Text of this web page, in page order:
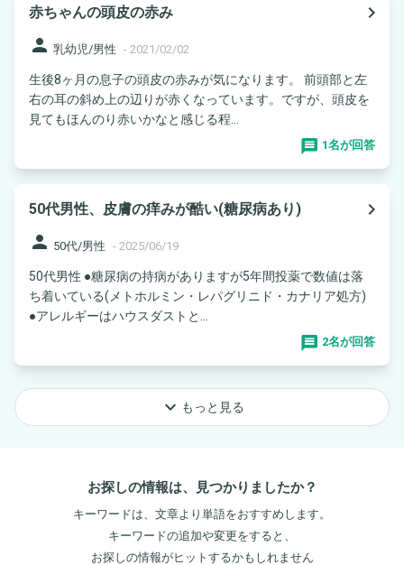
赤ちゃんの頭皮の赤み
navigate_next
person 乳幼児/男性 - 2021/02/02
生後8ヶ月の息子の頭皮の赤みが気になります。 前頭部と左
右の耳の斜め上の辺りが赤くなっています。ですが、頭皮を
見てもほんのり赤いかなと感じる程...
1名が回答
50代男性、皮膚の痒みが酷い(糖尿病あり)
navigate_next
person 50代/男性 - 2025/06/19
50代男性 ●糖尿病の持病がありますが5年間投薬で数値は落
ち着いている(メトホルミン・レパグリニド・カナリア処方)
●アレルギーはハウスダストと...
2名が回答
keyboard_arrow_down もっと見る
お探しの情報は、見つかりましたか？
キーワードは、文章より単語をおすすめします。
キーワードの追加や変更をすると、
お探しの情報がヒットするかもしれません